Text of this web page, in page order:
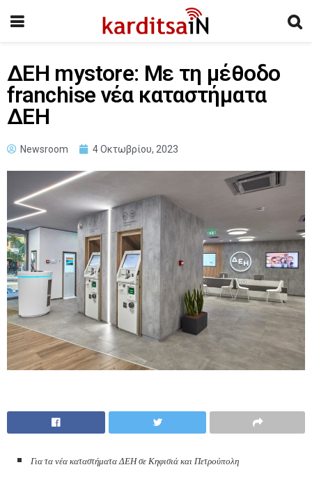
ΔΕΗ mystore: Με τη μέθοδο
franchise νέα καταστήματα
ΔΕΗ
Newsroom 4 Οκτωβρίου, 2023
Για τα νέα καταστήματα ΔΕΗ σε Κηφισιά και Πετρούπολη